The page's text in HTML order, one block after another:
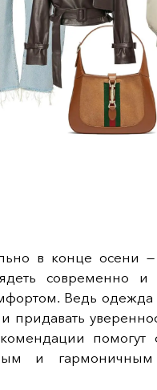
в конце осени
современно и
Ведь одежда
придавать
помогут
и